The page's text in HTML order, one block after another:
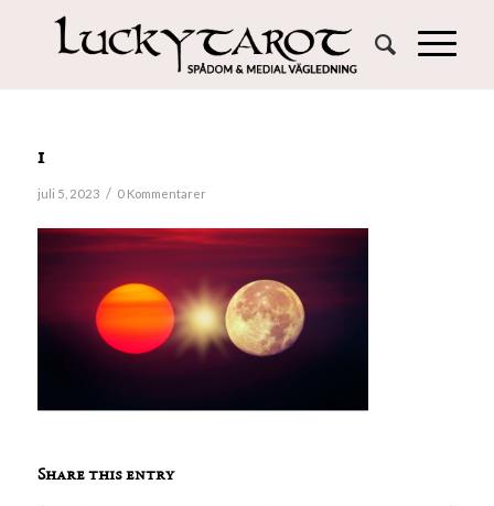
1
juli 5, 2023 / 0 Kommentarer
Share this entry